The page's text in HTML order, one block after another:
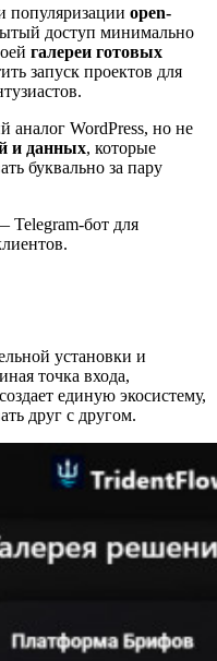
популяризации open-
доступ минимально
галереи готовых
запуск проектов для
аналог WordPress, но не
и данных, которые
буквально за пару
Telegram-бот для
установки и
точка входа,
единую экосистему,
друг с другом.